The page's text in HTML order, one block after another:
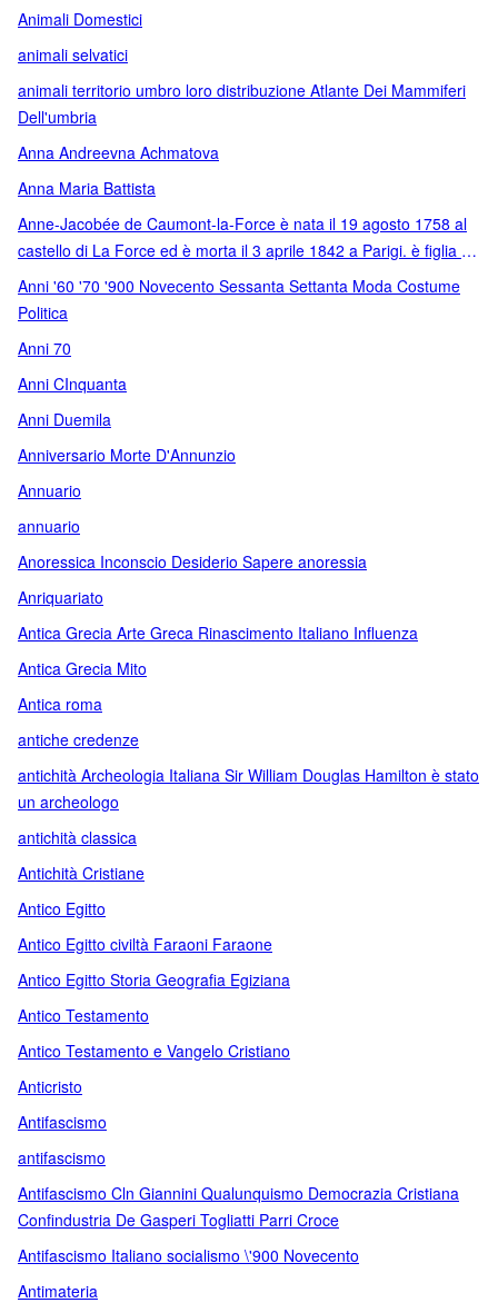
Animali Domestici
animali selvatici
animali territorio umbro loro distribuzione Atlante Dei Mammiferi
Dell'umbria
Anna Andreevna Achmatova
Anna Maria Battista
Anne-Jacobée de Caumont-la-Force è nata il 19 agosto 1758 al
castello di La Force ed è morta il 3 aprile 1842 a Parigi. è figlia di
Bertrand Nompar de Caumont La Force (1724-1773)
Anni '60 '70 '900 Novecento Sessanta Settanta Moda Costume
Politica
Anni 70
Anni CInquanta
Anni Duemila
Anniversario Morte D'Annunzio
Annuario
annuario
Anoressica Inconscio Desiderio Sapere anoressia
Anriquariato
Antica Grecia Arte Greca Rinascimento Italiano Influenza
Antica Grecia Mito
Antica roma
antiche credenze
antichità Archeologia Italiana Sir William Douglas Hamilton è stato
un archeologo
antichità classica
Antichità Cristiane
Antico Egitto
Antico Egitto civiltà Faraoni Faraone
Antico Egitto Storia Geografia Egiziana
Antico Testamento
Antico Testamento e Vangelo Cristiano
Anticristo
Antifascismo
antifascismo
Antifascismo Cln Giannini Qualunquismo Democrazia Cristiana
Confindustria De Gasperi Togliatti Parri Croce
Antifascismo Italiano socialismo \'900 Novecento
Antimateria